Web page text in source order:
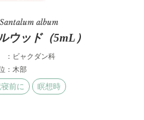
Santalum album
ウッド（5mL）
ビャクダン科
：木部
前に 瞑想時